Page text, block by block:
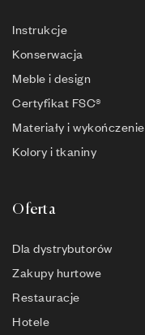
Instrukcje
Konserwacja
Meble i design
Certyfikat FSC®
Materiały i wykończenie
Kolory i tkaniny
Oferta
Dla dystrybutorów
Zakupy hurtowe
Restauracje
Hotele